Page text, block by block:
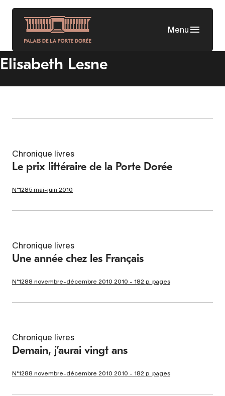
Skip
content
Menu
Elisabeth Lesne
Chronique livres
Le prix littéraire de la Porte Dorée
N°1285 mai-juin 2010
Chronique livres
Une année chez les Français
N°1288 novembre-décembre 2010 2010 - 182 p. pages
Chronique livres
Demain, j’aurai vingt ans
N°1288 novembre-décembre 2010 2010 - 182 p. pages